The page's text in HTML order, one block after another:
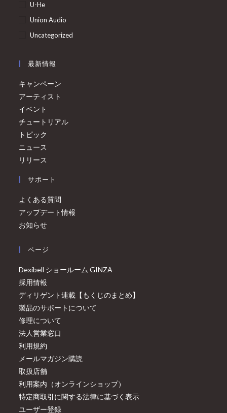
U-He
Union Audio
Uncategorized
最新情報
キャンペーン
アーティスト
イベント
チュートリアル
トピック
ニュース
リリース
サポート
よくある質問
アップデート情報
お知らせ
ページ
Dexibell ショールーム GINZA
採用情報
ディリゲント連載【もくじのまとめ】
製品のサポートについて
修理について
法人営業窓口
利用規約
メールマガジン購読
取扱店舗
利用案内（オンラインショップ）
特定商取引に関する法律に基づく表示
ユーザー登録